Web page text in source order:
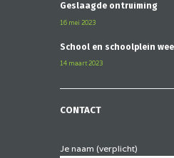
Geslaagde ontruiming
16 mei 2023
School en schoolplein
14 maart 2023
CONTACT
Je naam (verplicht)